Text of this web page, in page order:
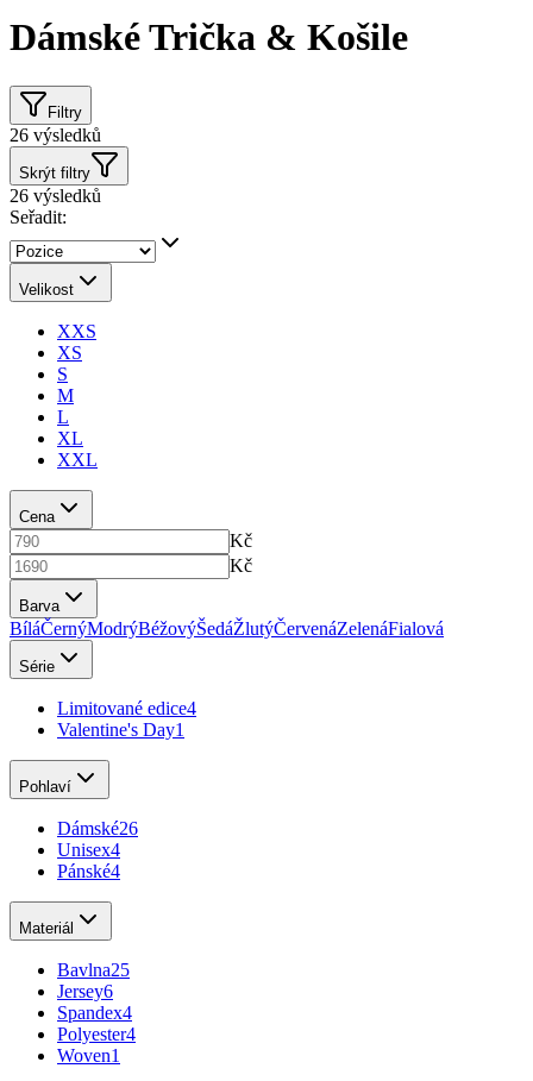
Dámské Trička & Košile
Filtry
26 výsledků
Skrýt filtry
26 výsledků
Seřadit:
Velikost
XXS
XS
S
M
L
XL
XXL
Cena
Kč
Kč
Barva
BíláČernýModrýBéžovýŠedáŽlutýČervenáZelenáFialová
Série
Limitované edice4
Valentine's Day1
Pohlaví
Dámské26
Unisex4
Pánské4
Materiál
Bavlna25
Jersey6
Spandex4
Polyester4
Woven1